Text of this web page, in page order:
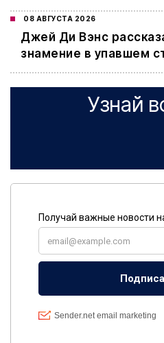
08 АВГУСТА 2026
Джей Ди Вэнс
знамение в упавшем
Узнай